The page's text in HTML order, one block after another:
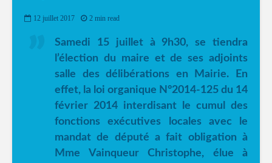
12 juillet 2017 2 min read
Samedi 15 juillet à 9h30, se tiendra
l’élection du maire et de ses adjoints
salle des délibérations en Mairie. En
effet, la loi organique N°2014-125 du 14
février 2014 interdisant le cumul des
fonctions exécutives locales avec le
mandat de député a fait obligation à
Mme Vainqueur Christophe, élue à